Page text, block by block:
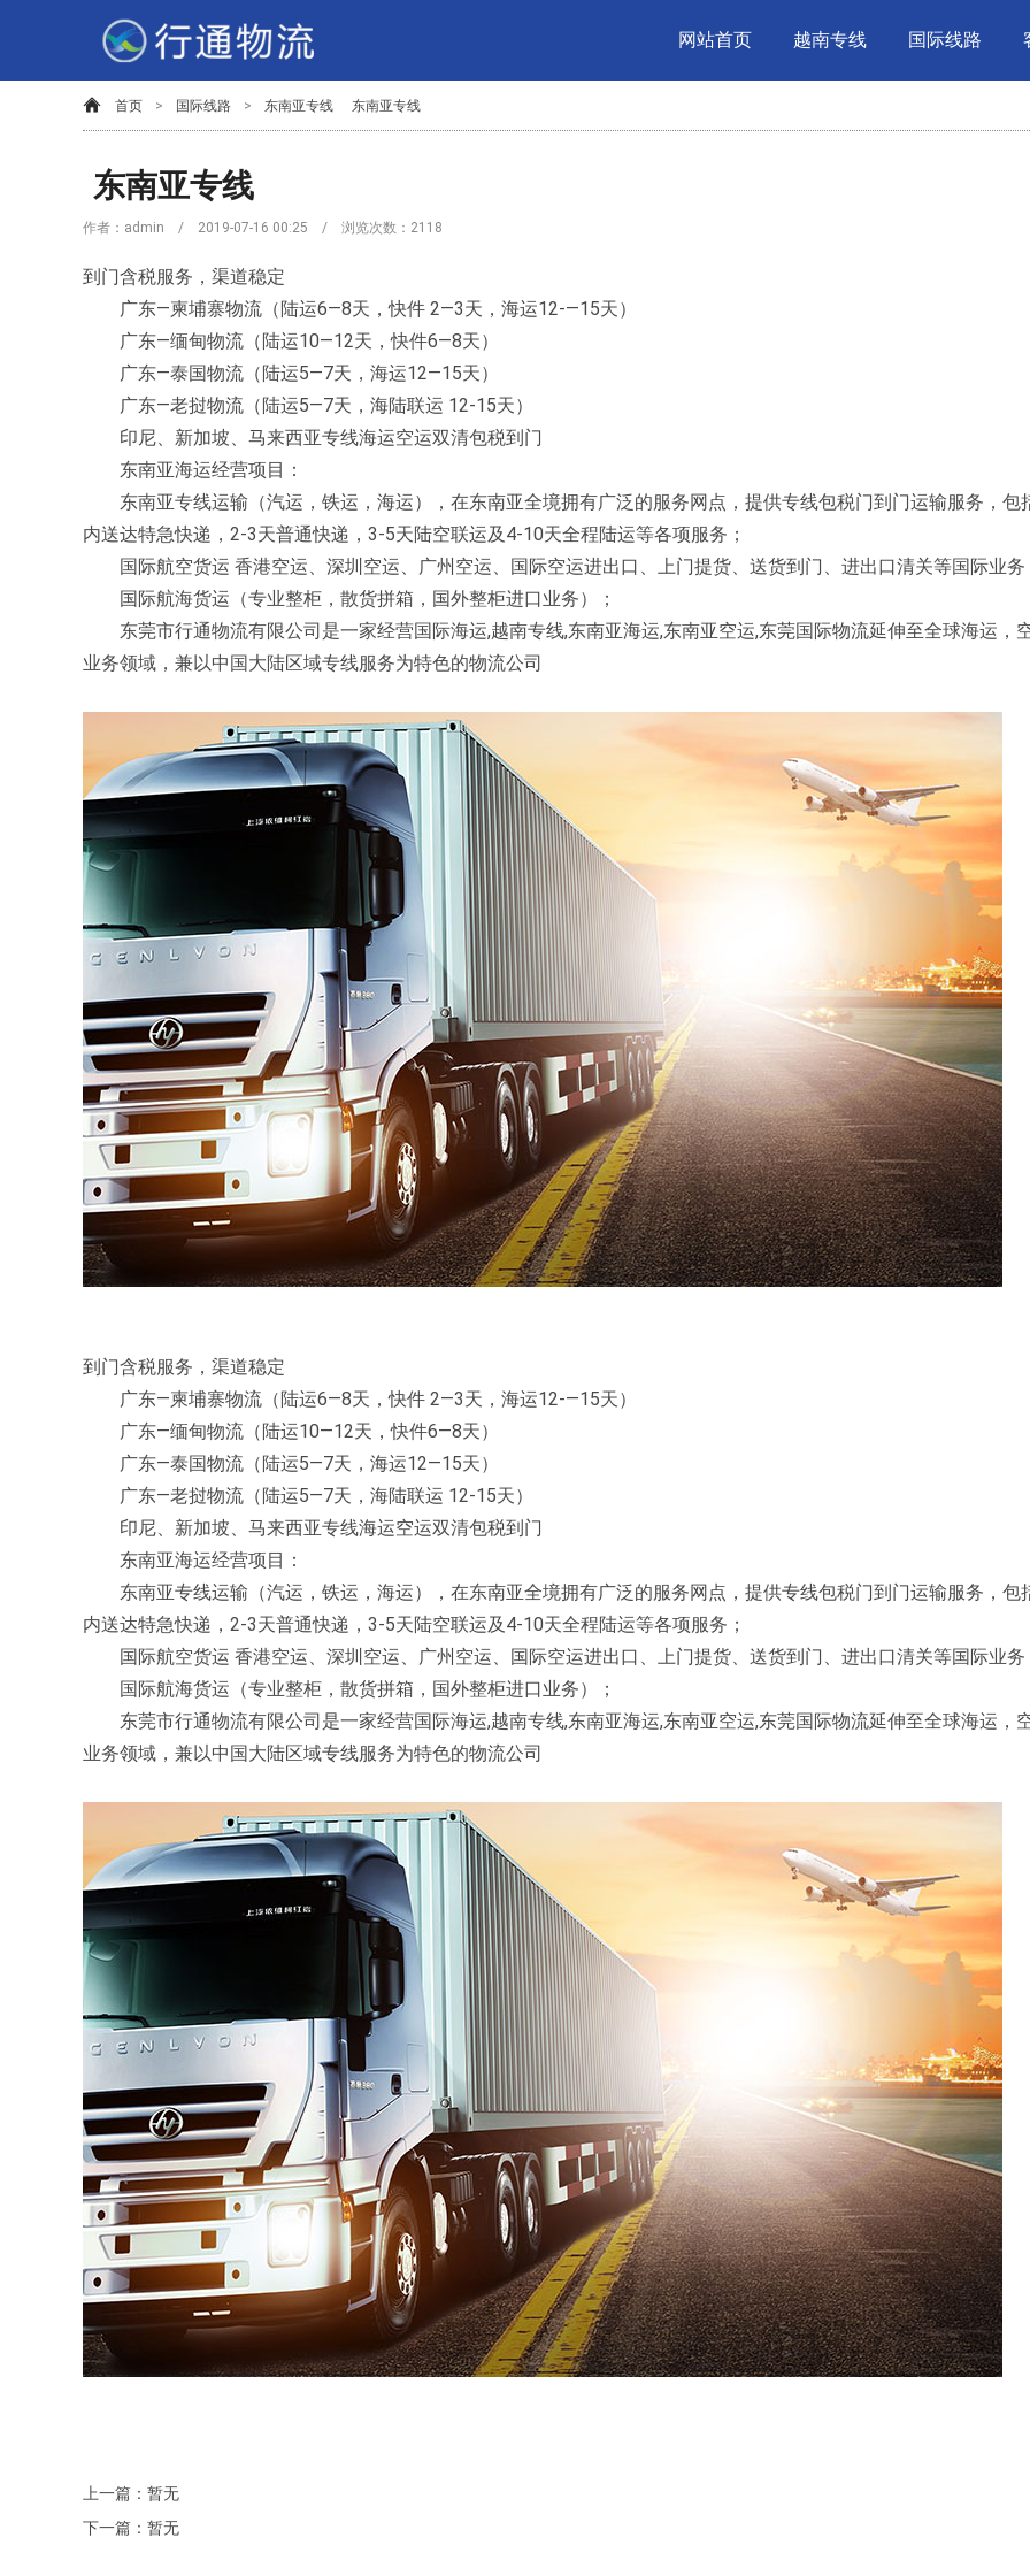
网站首页 越南专线 国际线路
首页 > 国际线路 > 东南亚专线 东南亚专线
东南亚专线
作者：admin / 2019-07-16 00:25 / 浏览次数： 2118
到门含税服务，渠道稳定
广东—柬埔寨物流（陆运6—8天，快件 2—3天，海运12-—15天）
广东—缅甸物流（陆运10—12天，快件6—8天）
广东—泰国物流（陆运5—7天，海运12—15天）
广东—老挝物流（陆运5—7天，海陆联运 12-15天）
印尼、新加坡、马来西亚专线海运空运双清包税到门
东南亚海运经营项目：
东南亚专线运输（汽运，铁运，海运），在东南亚全境拥有广泛的服务网点，提供专线包税门到门运输服务，包
内送达特急快递，2-3天普通快递，3-5天陆空联运及4-10天全程陆运等各项服务；
国际航空货运 香港空运、深圳空运、广州空运、国际空运进出口、上门提货、送货到门、进出口清关等国际业务
国际航海货运（专业整柜，散货拼箱，国外整柜进口业务）；
东莞市行通物流有限公司是一家经营国际海运,越南专线,东南亚海运,东南亚空运,东莞国际物流延伸至全球海运，
业务领域，兼以中国大陆区域专线服务为特色的物流公司
到门含税服务，渠道稳定
广东—柬埔寨物流（陆运6—8天，快件 2—3天，海运12-—15天）
广东—缅甸物流（陆运10—12天，快件6—8天）
广东—泰国物流（陆运5—7天，海运12—15天）
广东—老挝物流（陆运5—7天，海陆联运 12-15天）
印尼、新加坡、马来西亚专线海运空运双清包税到门
东南亚海运经营项目：
东南亚专线运输（汽运，铁运，海运），在东南亚全境拥有广泛的服务网点，提供专线包税门到门运输服务，包
内送达特急快递，2-3天普通快递，3-5天陆空联运及4-10天全程陆运等各项服务；
国际航空货运 香港空运、深圳空运、广州空运、国际空运进出口、上门提货、送货到门、进出口清关等国际业务
国际航海货运（专业整柜，散货拼箱，国外整柜进口业务）；
东莞市行通物流有限公司是一家经营国际海运,越南专线,东南亚海运,东南亚空运,东莞国际物流延伸至全球海运，
业务领域，兼以中国大陆区域专线服务为特色的物流公司
上一篇：暂无
下一篇：暂无